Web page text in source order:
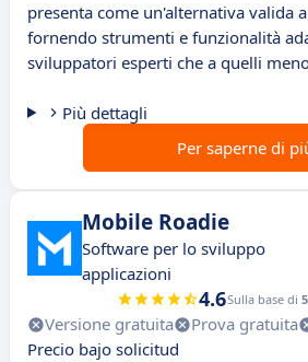
presenta come un'alternativa valida
fornendo strumenti e funzionalità
sviluppatori esperti che a quelli
Più dettagli
Per saperne di
Mobile Roadie
Software per lo sviluppo
applicazioni
4.6Sulla base di
Versione gratuita Prova gratuita
Precio bajo solicitud